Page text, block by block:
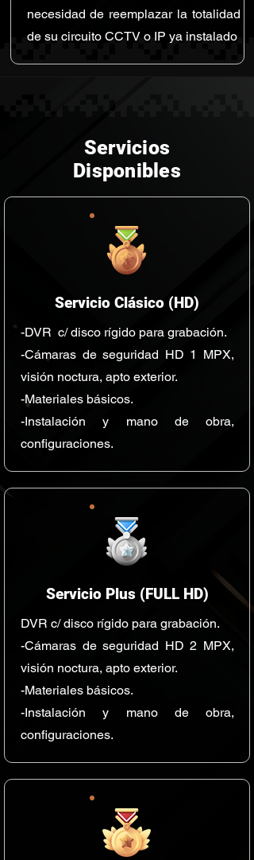
necesidad de reemplazar la totalidad
de su circuito CCTV o IP ya instalado
Servicios
Disponibles
Servicio Clásico (HD)
-DVR c/ disco rígido para grabación.
-Cámaras de seguridad HD 1 MPX,
visión noctura, apto exterior.
-Materiales básicos.
-Instalación y mano de obra,
configuraciones.
Servicio Plus (FULL HD)
DVR c/ disco rígido para grabación.
-Cámaras de seguridad HD 2 MPX,
visión noctura, apto exterior.
-Materiales básicos.
-Instalación y mano de obra,
configuraciones.